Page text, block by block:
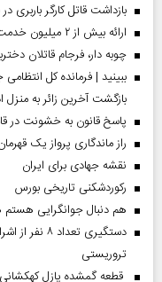
بازداشت قاتل کارگر باربری در
ارائه بیش از ۲ میلیون خدمت بهداشتی در اربعین حسینی
چوبه دار، فرجام قاتلان
ببینید | فرمانده کل
بازگشت آخرین زائر به منزل
پاسخ قانون به خشونت در
راز ماندگاری پرواز یک
نقشه جهادی برای ایران
رکوردشکنی تاریخی بورس
هم دنبال جوانگرایی
دستگیری
تروریستی
قطعه گمشده پازل